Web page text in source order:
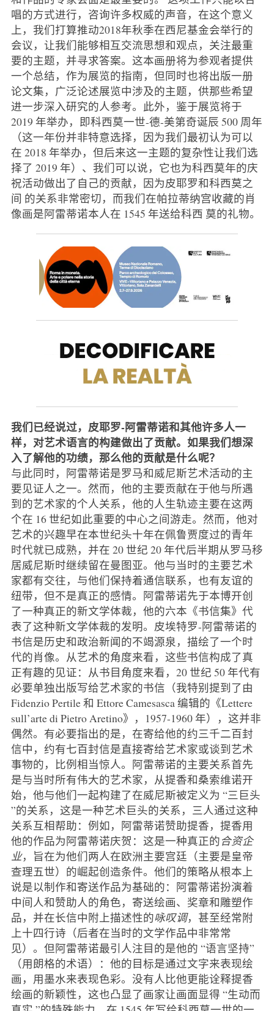
唱的方式进行，咨询许多权威的声音，在这个意义
上，我们打算推动2018年秋季在西尼基金会举行的
会议，让我们能够相互交流思想和观点，关注最重
要的主题，并寻求答案。这本画册将为参观者提供
一个总结，作为展览的指南，但同时也将出版一册
论文集，广泛论述展览中涉及的主题，供那些希望
进一步深入研究的人参考。此外，鉴于展览将于
2019 年举办，即科西莫一世-德-美第奇诞辰 500 周年
（这一年份并非特意选择，因为我们最初认为可以
在 2018 年举办，但后来这一主题的复杂性让我们选
择了 2019 年）、我们可以说，它也为科西莫年的庆
祝活动做出了自己的贡献，因为皮耶罗和科西莫之
间 的关系非常密切，而我们在帕拉蒂纳宫收藏的肖
像画是阿雷蒂诺本人在 1545 年送给科西 莫的礼物。
我们已经说过，皮耶罗-阿雷蒂诺和其他许多人一
样，对艺术语言的构建做出了贡献。如果我们想深
入了解他的功绩，那么他的贡献是什么呢？
与此同时，阿雷蒂诺是罗马和威尼斯艺术活动的主
要见证人之一。然而，他的主要贡献在于他与所遇
到的艺术家的个人关系，他的人生轨迹主要在这两
个在 16 世纪如此重要的中心之间游走。然而，他对
艺术的兴趣早在本世纪头十年在佩鲁贾度过的青年
时代就已成熟，并在 20 世纪 20 年代后半期从罗马移
居威尼斯时继续留在曼图亚。他与当时的主要艺术
家都有交往，与他们保持着通信联系，也有友谊的
纽带，但不是真正的感情。阿雷蒂诺先于本博开创
了一种真正的新文学体裁，他的六本《书信集》代
表了这种新文学体裁的发明。皮埃特罗-阿雷蒂诺的
书信是历史和政治新闻的不竭源泉，描绘了一个时
代的肖像。从艺术的角度来看，这些书信构成了真
正有趣的见证：从书目角度来看，20 世纪 50 年代有
必要单独出版写给艺术家的书信（我特别提到了由
Fidenzio Pertile 和 Ettore Camesasca 编辑的《Lettere
sull’arte di Pietro Aretino》，1957-1960 年），这并非
偶然。有必要指出的是，在寄给他的约三千二百封
信中，约有七百封信是直接寄给艺术家或谈到艺术
事物的，比例相当惊人。阿雷蒂诺的主要关系首先
是与当时所有伟大的艺术家，从提香和桑索维诺开
始，他与他们一起构建了在威尼斯被定义为 “三巨头
”的关系，这是一种艺术巨头的关系，三人通过这种
关系互相帮助：例如，阿雷蒂诺赞助提香，提香用
他的作品为阿雷蒂诺庆贺：这是一种真正的合资企
业，旨在为他们两人在欧洲主要宫廷（主要是皇帝
查理五世）的崛起创造条件。他们的策略从根本上
说是以制作和寄送作品为基础的：阿雷蒂诺扮演着
中间人和赞助人的角色，寄送绘画、奖章和雕塑作
品，并在长信中附上描述性的咏叹调，甚至经常附
上十四行诗（后者在当时的文学作品中非常常
见）。但阿雷蒂诺最引人注目的是他的 “语言坚持”
（用朗格的术语）：他的目标是通过文字来表现绘
画，用墨水来表现色彩。没有人比他更能诠释提香
绘画的新颖性，这也凸显了画家让画面显得 “生动而